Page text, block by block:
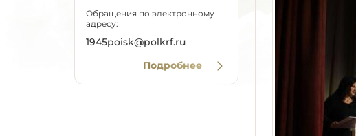
Обращения по электронному
адресу:
1945poisk@polkrf.ru
Подробнее